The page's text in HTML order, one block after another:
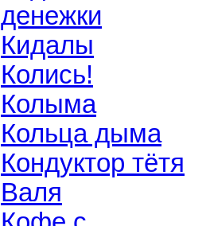
денежки
Кидалы
Колись!
Колыма
Кольца дыма
Кондуктор тётя
Валя